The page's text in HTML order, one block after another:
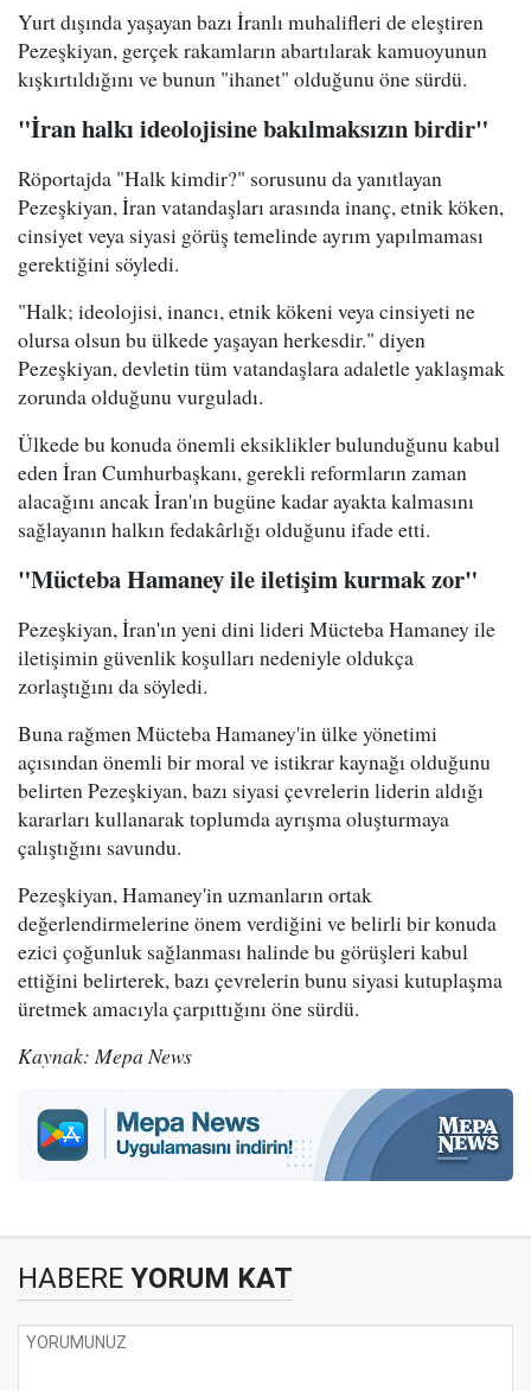
Yurt dışında yaşayan bazı İranlı muhalifleri de eleştiren
Pezeşkiyan, gerçek rakamların abartılarak kamuoyunun
kışkırtıldığını ve bunun "ihanet" olduğunu öne sürdü.
"İran halkı ideolojisine bakılmaksızın birdir"
Röportajda "Halk kimdir?" sorusunu da yanıtlayan
Pezeşkiyan, İran vatandaşları arasında inanç, etnik köken,
cinsiyet veya siyasi görüş temelinde ayrım yapılmaması
gerektiğini söyledi.
"Halk; ideolojisi, inancı, etnik kökeni veya cinsiyeti ne
olursa olsun bu ülkede yaşayan herkesdir." diyen
Pezeşkiyan, devletin tüm vatandaşlara adaletle yaklaşmak
zorunda olduğunu vurguladı.
Ülkede bu konuda önemli eksiklikler bulunduğunu kabul
eden İran Cumhurbaşkanı, gerekli reformların zaman
alacağını ancak İran'ın bugüne kadar ayakta kalmasını
sağlayanın halkın fedakârlığı olduğunu ifade etti.
"Mücteba Hamaney ile iletişim kurmak zor"
Pezeşkiyan, İran'ın yeni dini lideri Mücteba Hamaney ile
iletişimin güvenlik koşulları nedeniyle oldukça
zorlaştığını da söyledi.
Buna rağmen Mücteba Hamaney'in ülke yönetimi
açısından önemli bir moral ve istikrar kaynağı olduğunu
belirten Pezeşkiyan, bazı siyasi çevrelerin liderin aldığı
kararları kullanarak toplumda ayrışma oluşturmaya
çalıştığını savundu.
Pezeşkiyan, Hamaney'in uzmanların ortak
değerlendirmelerine önem verdiğini ve belirli bir konuda
ezici çoğunluk sağlanması halinde bu görüşleri kabul
ettiğini belirterek, bazı çevrelerin bunu siyasi kutuplaşma
üretmek amacıyla çarpıttığını öne sürdü.
Kaynak: Mepa News
HABERE YORUM KAT